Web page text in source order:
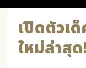
เปิดตัวเ
ใหม่ล่าสุ